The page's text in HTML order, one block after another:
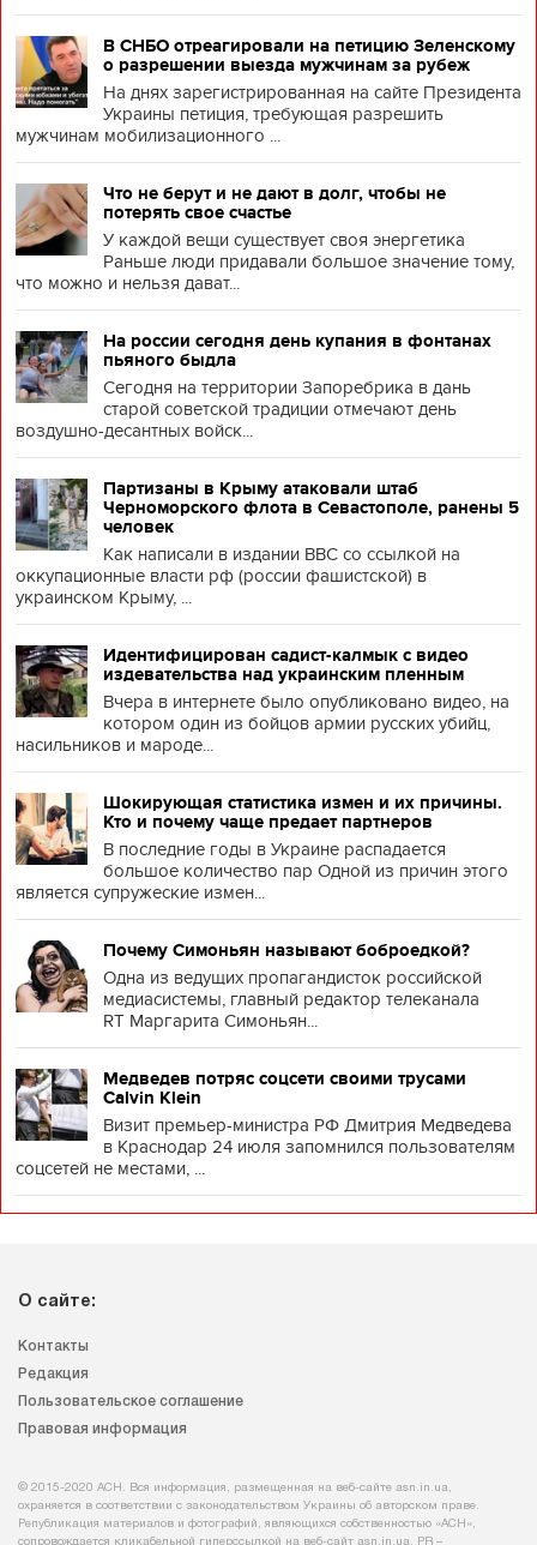
В СНБО отреагировали на петицию Зеленскому
о разрешении выезда мужчинам за рубеж
На днях зарегистрированная на сайте Президента
Украины петиция, требующая разрешить
мужчинам мобилизационного ...
Что не берут и не дают в долг, чтобы не
потерять свое счастье
У каждой вещи существует своя энергетика
Раньше люди придавали большое значение тому,
что можно и нельзя дават...
На россии сегодня день купания в фонтанах
пьяного быдла
Сегодня на территории Запоребрика в дань
старой советской традиции отмечают день
воздушно-десантных войск...
Партизаны в Крыму атаковали штаб
Черноморского флота в Севастополе, ранены 5
человек
Как написали в издании BBC со ссылкой на
оккупационные власти рф (россии фашистской) в
украинском Крыму, ...
Идентифицирован садист-калмык с видео
издевательства над украинским пленным
Вчера в интернете было опубликовано видео, на
котором один из бойцов армии русских убийц,
насильников и мароде...
Шокирующая статистика измен и их причины.
Кто и почему чаще предает партнеров
В последние годы в Украине распадается
большое количество пар Одной из причин этого
является супружеские измен...
Почему Симоньян называют боброедкой?
Одна из ведущих пропагандисток российской
медиасистемы, главный редактор телеканала
RT Маргарита Симоньян...
Медведев потряс соцсети своими трусами
Calvin Klein
Визит премьер-министра РФ Дмитрия Медведева
в Краснодар 24 июля запомнился пользователям
соцсетей не местами, ...
О сайте:
Контакты
Редакция
Пользовательское соглашение
Правовая информация
© 2015-2020 АСН. Вся информация, размещенная на веб-сайте asn.in.ua,
охраняется в соответствии с законодательством Украины об авторском праве.
Републикация материалов и фотографий, являющихся собственностью «АСН»,
сопровождается кликабельной гиперссылкой на веб-сайт asn.іn.ua. PR –